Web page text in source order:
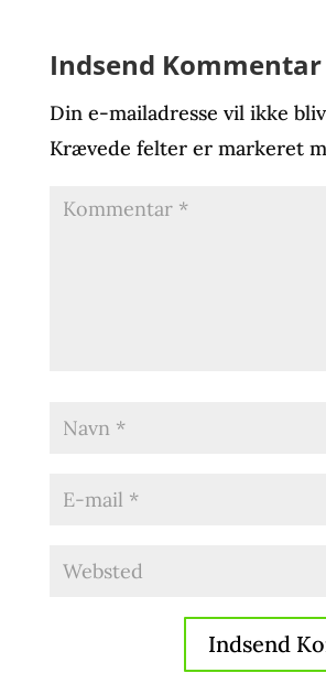
Indsend Kommentar
Din e-mailadresse vil ikke
Krævede felter er markeret